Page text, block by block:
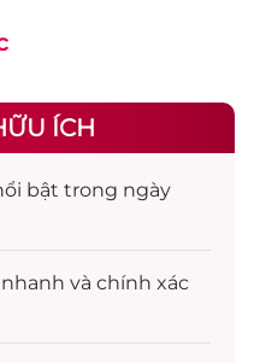
ÍCH
bật trong ngày
nhanh và chính xác